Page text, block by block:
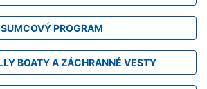
SUMCOVÝ PROGRAM
BOATY A ZÁCHRANNÉ VESTY